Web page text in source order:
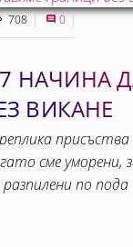
708 0
НАЧИНА
ВИКАНЕ
сме уморени,
по пода